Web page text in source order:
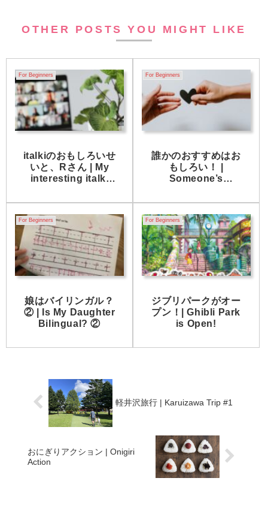
OTHER POSTS YOU MIGHT LIKE
For Beginners
italkiのおもしろいせ
いと、Rさん | My
interesting italki
For Beginners
誰かのおすすめはお
もしろい！ |
Someone’s
Recommendations!
For Beginners
娘はバイリンガル？
② | Is My Daughter
Bilingual? ②
For Beginners
ジブリパークがオー
プン！| Ghibli Park
is Open!
軽井沢旅行 | Karuizawa Trip #1
おにぎりアクション | Onigiri
Action